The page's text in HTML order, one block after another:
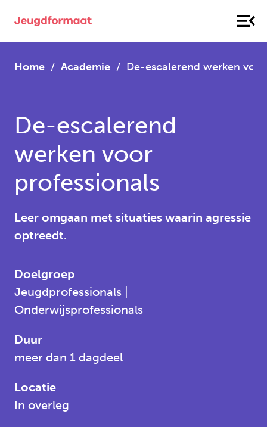
Home Academie De-escalerend werken
De-escalerend
werken voor
professionals
Leer omgaan met situaties waarin agressie
optreedt.
Doelgroep
Jeugdprofessionals |
Onderwijsprofessionals
Duur
meer dan 1 dagdeel
Locatie
In overleg